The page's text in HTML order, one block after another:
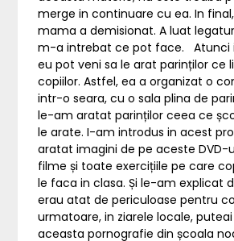
merge in continuare cu ea. In
mama a demisionat. A luat
m-a intrebat ce pot face. Atunci
eu pot veni sa le arat parinților ce
copiilor. Astfel, ea a organizat o
intr-o seara, cu o sala plina de
le-am aratat parinților ceea ce
le arate. I-am introdus in acest
aratat imagini de pe aceste DVD-
filme și toate exercițiile pe care
le faca in clasa. Și le-am explicat
erau atat de periculoase pentru
urmatoare, in ziarele locale,
aceasta pornografie din școala